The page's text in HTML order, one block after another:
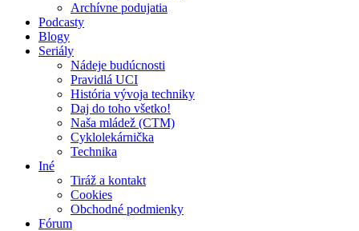
Archívne podujatia
Podcasty
Blogy
Seriály
Nádeje budúcnosti
Pravidlá UCI
História vývoja techniky
Daj do toho všetko!
Naša mládež (CTM)
Cyklolekárnička
Technika
Iné
Tiráž a kontakt
Cookies
Obchodné podmienky
Fórum